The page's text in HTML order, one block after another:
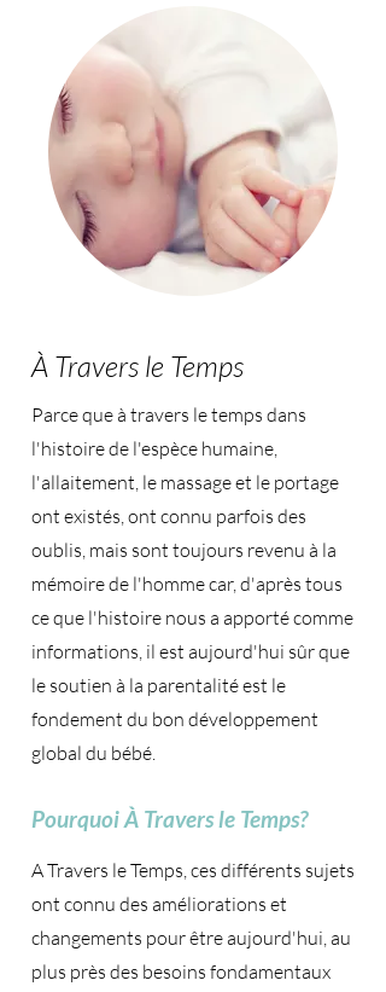
À Travers le Temps
Parce que à travers le temps dans
l'histoire de l'espèce humaine,
l'allaitement, le massage et le portage
ont existés, ont connu parfois des
oublis, mais sont toujours revenu à la
mémoire de l'homme car, d'après tous
ce que l'histoire nous a apporté comme
informations, il est aujourd'hui sûr que
le soutien à la parentalité est le
fondement du bon développement
global du bébé.
Pourquoi À Travers le Temps?
A Travers le Temps, ces différents sujets
ont connu des améliorations et
changements pour être aujourd'hui, au
plus près des besoins fondamentaux